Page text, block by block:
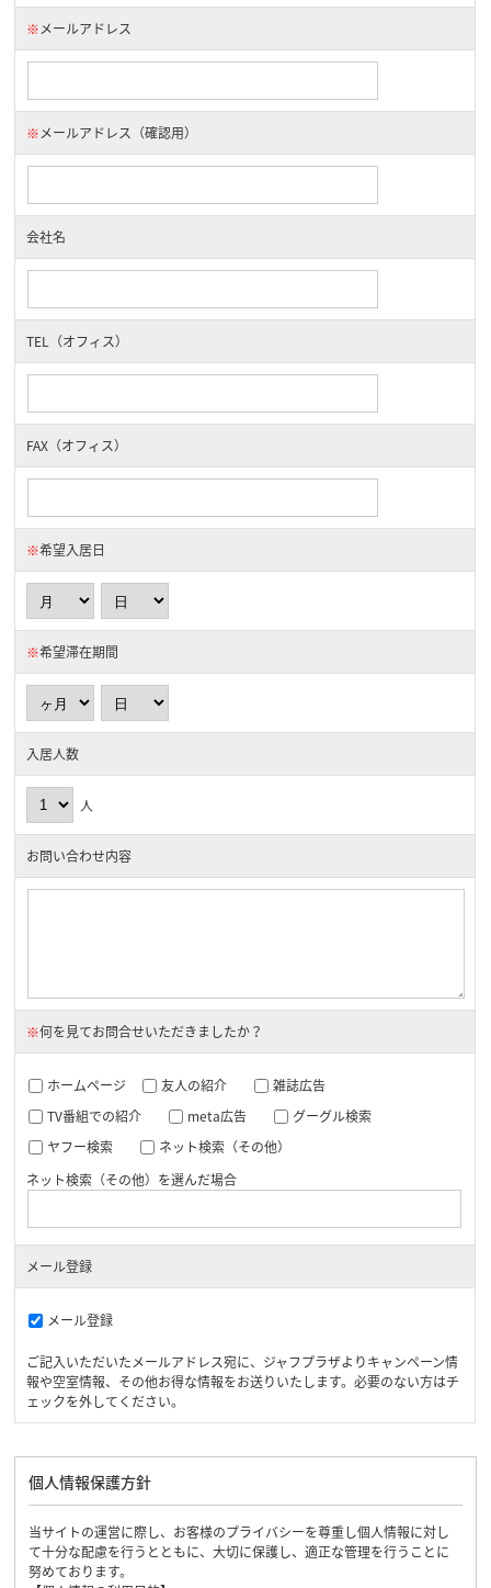
※メールアドレス
※メールアドレス（確認用）
会社名
TEL（オフィス）
FAX（オフィス）
※希望入居日
※希望滞在期間
入居人数
人
お問い合わせ内容
※何を見てお問合せいただきましたか？
ホームページ 友人の紹介
雑誌広告
TV番組での紹介
meta広告
グーグル検索
ヤフー検索
ネット検索（その他）
ネット検索（その他）を選んだ場合
メール登録
メール登録
ご記入いただいたメールアドレス宛に、ジャフプラザよりキャンペーン情
報や空室情報、その他お得な情報をお送りいたします。必要のない方はチ
ェックを外してください。
個人情報保護方針
当サイトの運営に際し、お客様のプライバシーを尊重し個人情報に対し
て十分な配慮を行うとともに、大切に保護し、適正な管理を行うことに
努めております。